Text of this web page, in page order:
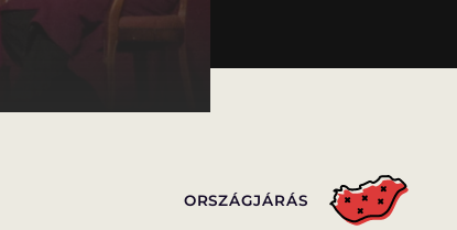
ORSZÁGJÁRÁS